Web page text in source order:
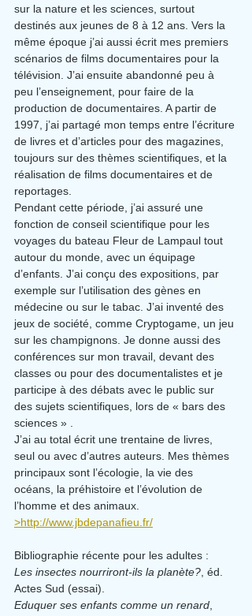
sur la nature et les sciences, surtout
destinés aux jeunes de 8 à 12 ans. Vers la
même époque j’ai aussi écrit mes premiers
scénarios de films documentaires pour la
télévision. J’ai ensuite abandonné peu à
peu l’enseignement, pour faire de la
production de documentaires. A partir de
1997, j’ai partagé mon temps entre l’écriture
de livres et d’articles pour des magazines,
toujours sur des thèmes scientifiques, et la
réalisation de films documentaires et de
reportages.
Pendant cette période, j’ai assuré une
fonction de conseil scientifique pour les
voyages du bateau Fleur de Lampaul tout
autour du monde, avec un équipage
d’enfants. J’ai conçu des expositions, par
exemple sur l’utilisation des gènes en
médecine ou sur le tabac. J’ai inventé des
jeux de société, comme Cryptogame, un jeu
sur les champignons. Je donne aussi des
conférences sur mon travail, devant des
classes ou pour des documentalistes et je
participe à des débats avec le public sur
des sujets scientifiques, lors de « bars des
sciences » .
J’ai au total écrit une trentaine de livres,
seul ou avec d’autres auteurs. Mes thèmes
principaux sont l’écologie, la vie des
océans, la préhistoire et l’évolution de
l’homme et des animaux.
>http://www.jbdepanafieu.fr/
Bibliographie récente pour les adultes :
Les insectes nourriront-ils la planète? , éd.
Actes Sud (essai).
Eduquer ses enfants comme un renard